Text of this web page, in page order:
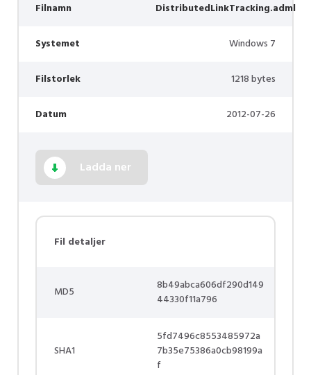
Filnamn DistributedLinkTracking.adml
Systemet Windows 7
Filstorlek 1218 bytes
Datum 2012-07-26
Ladda ner
Fil detaljer
MD5
8b49abca606df290d149
44330f11a796
SHA1
5fd7496c8553485972a
7b35e75386a0cb98199a
f